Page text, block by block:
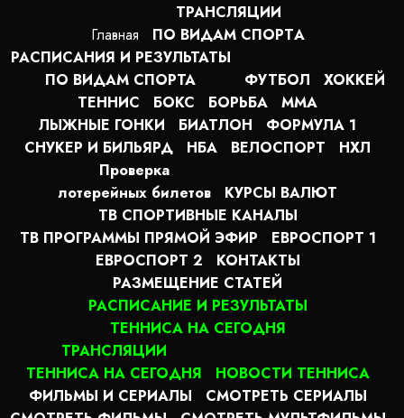
Главная
ТРАНСЛЯЦИИ
ПО ВИДАМ СПОРТA
РАСПИСАНИЯ И РЕЗУЛЬТАТЫ
ПО ВИДАМ СПОРТА
ФУТБОЛ
ХОККЕЙ
ТЕННИС
БОКС БОРЬБА
MMA
ЛЫЖНЫЕ ГОНКИ
БИАТЛОН
ФОРМУЛА 1
СНУКЕР И БИЛЬЯРД
НБА ВЕЛОСПОРТ
НХЛ
Проверка
лотерейных билетов
КУРСЫ ВАЛЮТ
ТВ СПОРТИВНЫЕ КАНАЛЫ
ТВ ПРОГРАММЫ ПРЯМОЙ ЭФИР
ЕВРОСПОРТ 1
ЕВРОСПОРТ 2
КОНТАКТЫ
РАЗМЕЩЕНИЕ СТАТЕЙ
РАСПИСАНИЕ И РЕЗУЛЬТАТЫ
ТЕННИСА НА СЕГОДНЯ
ТРАНСЛЯЦИИ
ТЕННИСА НА СЕГОДНЯ
НОВОСТИ ТЕННИСА
ФИЛЬМЫ И СЕРИАЛЫ
СМОТРЕТЬ СЕРИАЛЫ